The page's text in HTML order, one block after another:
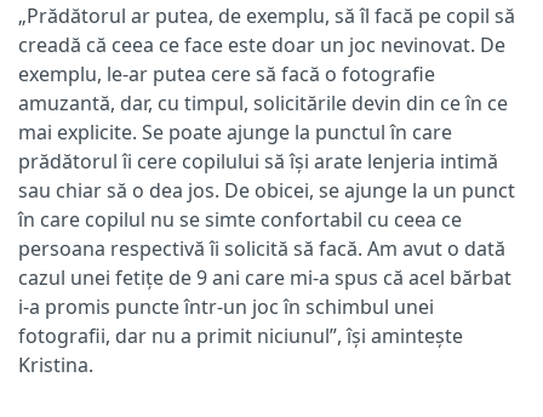
„Prădătorul ar putea, de exemplu, să îl facă pe copil să
creadă că ceea ce face este doar un joc nevinovat. De
exemplu, le-ar putea cere să facă o fotografie
amuzantă, dar, cu timpul, solicitările devin din ce în ce
mai explicite. Se poate ajunge la punctul în care
prădătorul îi cere copilului să își arate lenjeria intimă
sau chiar să o dea jos. De obicei, se ajunge la un punct
în care copilul nu se simte confortabil cu ceea ce
persoana respectivă îi solicită să facă. Am avut o dată
cazul unei fetițe de 9 ani care mi-a spus că acel bărbat
i-a promis puncte într-un joc în schimbul unei
fotografii, dar nu a primit niciunul”, își amintește
Kristina.